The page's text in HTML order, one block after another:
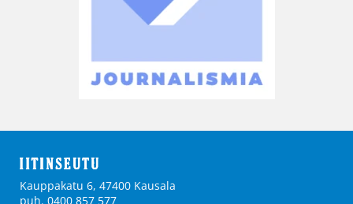
Kauppakatu 6, 47400 Kausala
puh. 0400 857 577